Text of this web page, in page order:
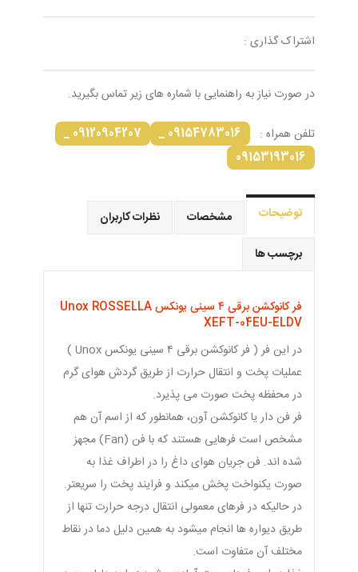
اشتراک گذاری :
در صورت نیاز به راهنمایی با شماره های زیر تماس بگیرید.
تلفن همراه : 09154783016 _
09120904207 _
09153193016
توضیحات مشخصات
نظرات کاربران
برچسب ها
فر کانوکشن برقی ۴ سینی یونکس Unox ROSSELLA
XEFT-04EU-ELDV
در این فر ( فر کانوکشن برقی ۴ سینی یونکس Unox )
عملیات پخت و انتقال حرارت از طریق گردش هوای گرم
در محفظه پخت صورت می پذیرد.
فر فن دار یا کانوکشن آون، همان‎طور که از اسم آن‎ هم
مشخص است فرهایی هستند که با فن (Fan) مجهز
شده اند. فن جریان هوای داغ را در اطراف غذا به
صورت یکنواخت پخش می‎کند و فرایند پخت را سریع‎تر.
در حالیکه در فرهای معمولی انتقال درجه حرارت تنها از
طریق دیواره ها انجام می‎شود به همین دلیل دما در نقاط
مختلف آن متفاوت است.